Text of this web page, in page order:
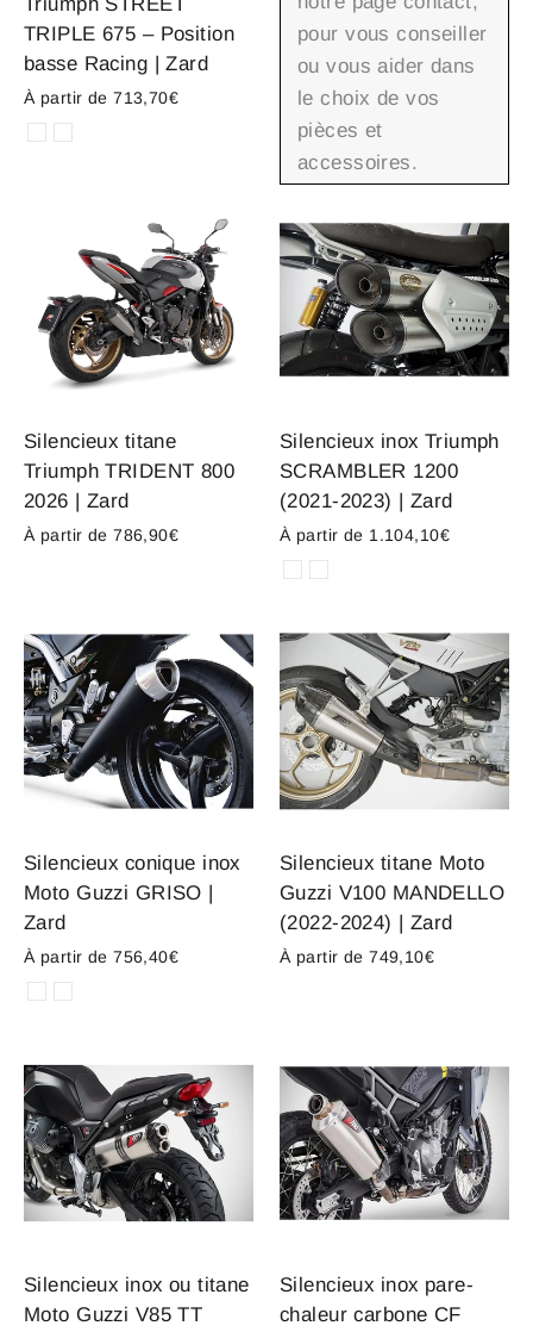
TRIPLE 675 – Position
basse Racing | Zard
À partir de 713,70€
pour vous conseiller
ou vous aider dans
le choix de vos
pièces et
accessoires.
Silencieux titane
Triumph TRIDENT 800
2026 | Zard
À partir de 786,90€
Silencieux inox Triumph
SCRAMBLER 1200
(2021-2023) | Zard
À partir de 1.104,10€
Silencieux conique inox
Moto Guzzi GRISO |
Zard
À partir de 756,40€
Silencieux titane Moto
Guzzi V100 MANDELLO
(2022-2024) | Zard
À partir de 749,10€
Silencieux inox ou titane
Moto Guzzi V85 TT
Silencieux inox pare-
chaleur carbone CF